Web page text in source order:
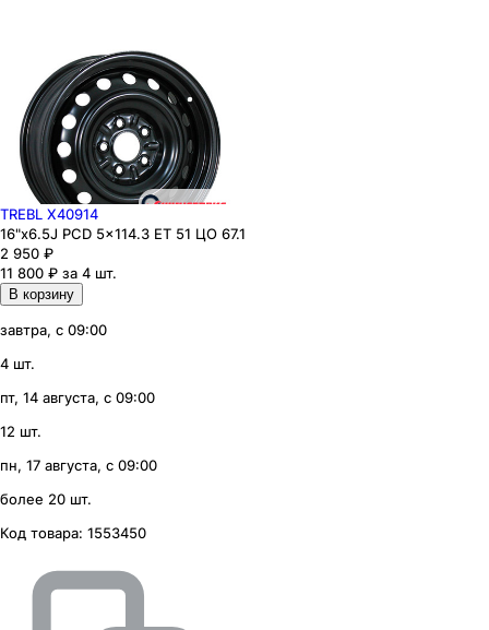
TREBL X40914
16"x6.5J PCD 5x114.3 ЕТ 51 ЦО 67.1
2 950 ₽
11 800 ₽ за 4 шт.
В корзину
завтра, с 09:00
4 шт.
пт, 14 августа, с 09:00
12 шт.
пн, 17 августа, с 09:00
более 20 шт.
Код товара: 1553450